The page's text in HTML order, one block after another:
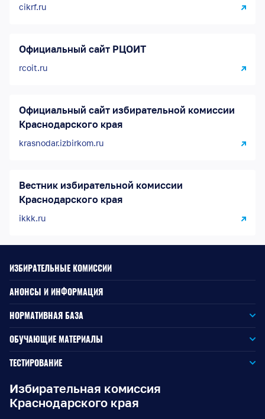
cikrf.ru
Официальный сайт РЦОИТ
rcoit.ru
Официальный сайт избирательной комиссии
Краснодарского края
krasnodar.izbirkom.ru
Вестник избирательной комиссии
Краснодарского края
ikkk.ru
Избирательная комиссия
Краснодарского края
ИЗБИРАТЕЛЬНЫЕ КОМИССИИ
АНОНСЫ И ИНФОРМАЦИЯ
НОРМАТИВНАЯ БАЗА
Законодательство РФ
Законодательство КК
Документы ЦИК России
Документы ИККК
ОБУЧАЮЩИЕ МАТЕРИАЛЫ
Для окружной избирательной комиссии
Для территориальной избирательной комиссии
Для участковой избирательной комиссии
ТЕСТИРОВАНИЕ
Для членов участковых избирательных комиссий